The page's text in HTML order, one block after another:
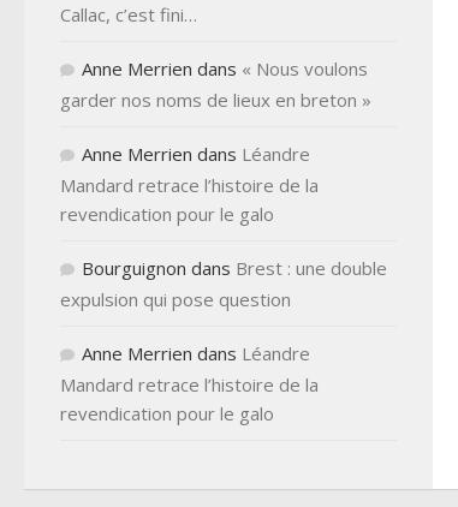
Callac, c’est fini…
Anne Merrien dans « Nous voulons
garder nos noms de lieux en breton »
Anne Merrien dans Léandre
Mandard retrace l’histoire de la
revendication pour le galo
Bourguignon dans Brest : une double
expulsion qui pose question
Anne Merrien dans Léandre
Mandard retrace l’histoire de la
revendication pour le galo